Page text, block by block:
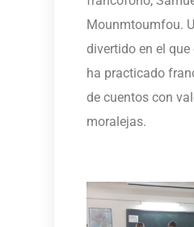
Mounmtoumfou.
divertido en el
ha practicado
de cuentos con
moralejas.